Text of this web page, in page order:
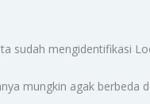
sudah mengidentifikasi
mungkin agak berbeda